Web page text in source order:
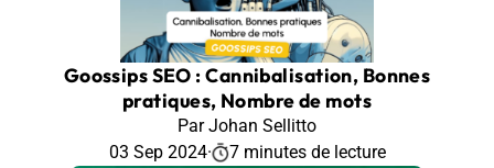
Goossips SEO : Cannibalisation, Bonnes
pratiques, Nombre de mots
Par Johan Sellitto
03 Sep 2024· 7 minutes de lecture